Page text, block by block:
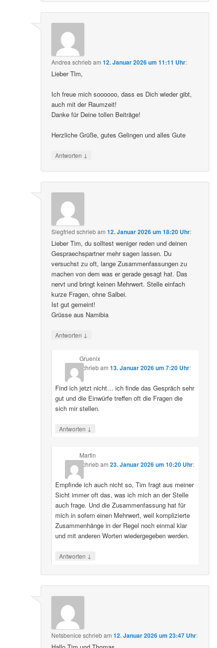
Andrea schriebam12. Januar 2026 um 11:11 Uhr:
Lieber Tlm,
Ich freue mich soooooo, dass es Dich wieder gibt,
auch mit der Raumzeit!
Danke für Deine tollen Beiträge!
Herzliche Grüße, gutes Gelingen und alles Gute
Antworten ↓
Siegfried schriebam12. Januar 2026 um 18:20 Uhr:
Lieber Tim, du solltest weniger reden und deinen
Gespraechspartner mehr sagen lassen. Du
versuchst zu oft, lange Zusammenfassungen zu
machen von dem was er gerade gesagt hat. Das
nervt und bringt keinen Mehrwert. Stelle einfach
kurze Fragen, ohne Salbei.
Ist gut gemeint!
Grüsse aus Namibia
Antworten ↓
Gruenix
schriebam 13. Januar 2026 um 7:20 Uhr:
Find ich jetzt nicht… ich finde das Gespräch sehr
gut und die Einwürfe treffen oft die Fragen die
sich mir stellen.
Antworten ↓
Martin
schriebam 23. Januar 2026 um 10:20 Uhr:
Empfinde ich auch nicht so, Tim fragt aus meiner
Sicht immer oft das, was ich mich an der Stelle
auch frage. Und die Zusammenfassung hat für
mich in sofern einen Mehrwert, weil komplizierte
Zusammenhänge in der Regel noch einmal klar
und mit anderen Worten wiedergegeben werden.
Antworten ↓
Netsbenice schriebam12. Januar 2026 um 23:47 Uhr: